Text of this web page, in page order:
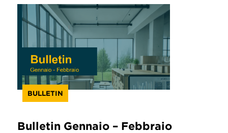
BULLETIN
Bulletin Gennaio – Febbraio